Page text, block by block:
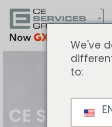
CE Services
We've
to: